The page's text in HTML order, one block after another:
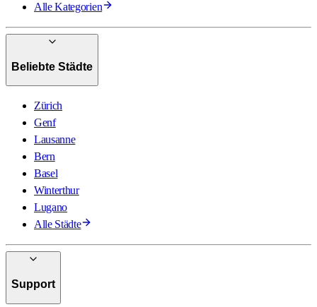
Alle Kategorien
Beliebte Städte
Zürich
Genf
Lausanne
Bern
Basel
Winterthur
Lugano
Alle Städte
Support